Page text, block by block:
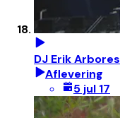
DJ Erik Arbores
Aflevering
5 jul 17